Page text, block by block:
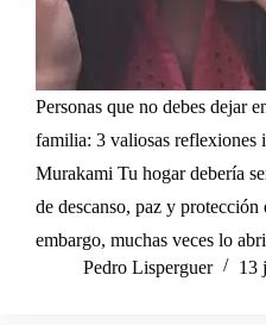
Personas que no debes dejar
familia: 3 valiosas reflexiones
Murakami Tu hogar debería
de descanso, paz y
embargo, muchas veces lo
Pedro Lisperguer
13